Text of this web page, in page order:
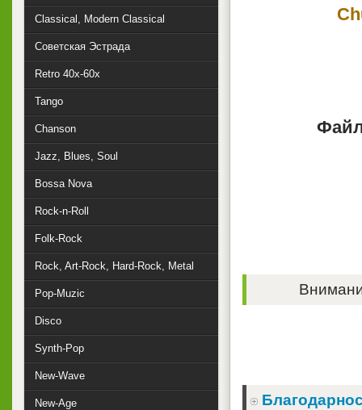
Classical, Modern Classical
Советская Эстрада
Retro 40x-60x
Tango
Chanson
Jazz, Blues, Soul
Bossa Nova
Rock-n-Roll
Folk-Rock
Rock, Art-Rock, Hard-Rock, Metal
Pop-Muzic
Disco
Synth-Pop
New-Wave
New-Age